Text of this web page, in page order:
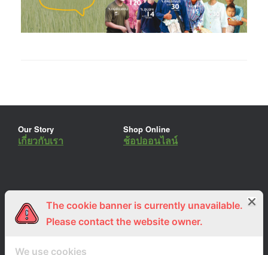
Our Story
เกี่ยวกับเรา
Shop Online
ช้อปออนไลน์
ร่วมงานกับเรา
สมัครงาน
Lemon Farm Cafe
ร้านอาหารอินทรีย์
The cookie banner is currently unavailable.
Please contact the website owner.
We use cookies